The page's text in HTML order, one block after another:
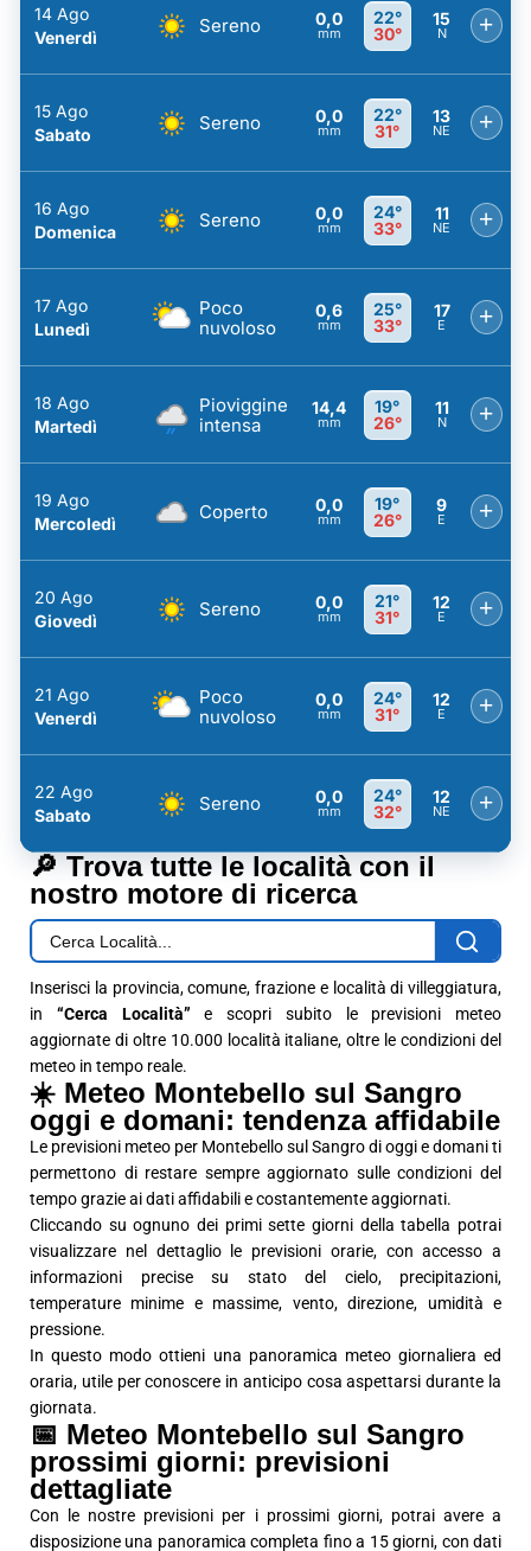
14 Ago
Venerdì
Sereno 0,0
mm
22°
30°
15
N +
15 Ago
Sabato
Sereno 0,0
mm
22°
31°
13
NE +
16 Ago
Domenica
Sereno 0,0
mm
24°
33°
11
NE +
17 Ago
Lunedì
Poco
nuvoloso
0,6
mm
25°
33°
17
E +
18 Ago
Martedì
Pioviggine
intensa
14,4
mm
19°
26°
11
N +
19 Ago
Mercoledì
Coperto 0,0
mm
19°
26°
9
E +
20 Ago
Giovedì
Sereno 0,0
mm
21°
31°
12
E +
21 Ago
Venerdì
Poco
nuvoloso
0,0
mm
24°
31°
12
E +
22 Ago
Sabato
Sereno 0,0
mm
24°
32°
12
NE +
🔎 Trova tutte le località con il
nostro motore di ricerca
Inserisci la provincia, comune, frazione e località di villeggiatura,
in “Cerca Località” e scopri subito le previsioni meteo
aggiornate di oltre 10.000 località italiane, oltre le condizioni del
meteo in tempo reale.
☀️ Meteo Montebello sul Sangro
oggi e domani: tendenza affidabile
Le previsioni meteo per Montebello sul Sangro di oggi e domani ti
permettono di restare sempre aggiornato sulle condizioni del
tempo grazie ai dati affidabili e costantemente aggiornati.
Cliccando su ognuno dei primi sette giorni della tabella potrai
visualizzare nel dettaglio le previsioni orarie, con accesso a
informazioni precise su stato del cielo, precipitazioni,
temperature minime e massime, vento, direzione, umidità e
pressione.
In questo modo ottieni una panoramica meteo giornaliera ed
oraria, utile per conoscere in anticipo cosa aspettarsi durante la
giornata.
📅 Meteo Montebello sul Sangro
prossimi giorni: previsioni
dettagliate
Con le nostre previsioni per i prossimi giorni, potrai avere a
disposizione una panoramica completa fino a 15 giorni, con dati